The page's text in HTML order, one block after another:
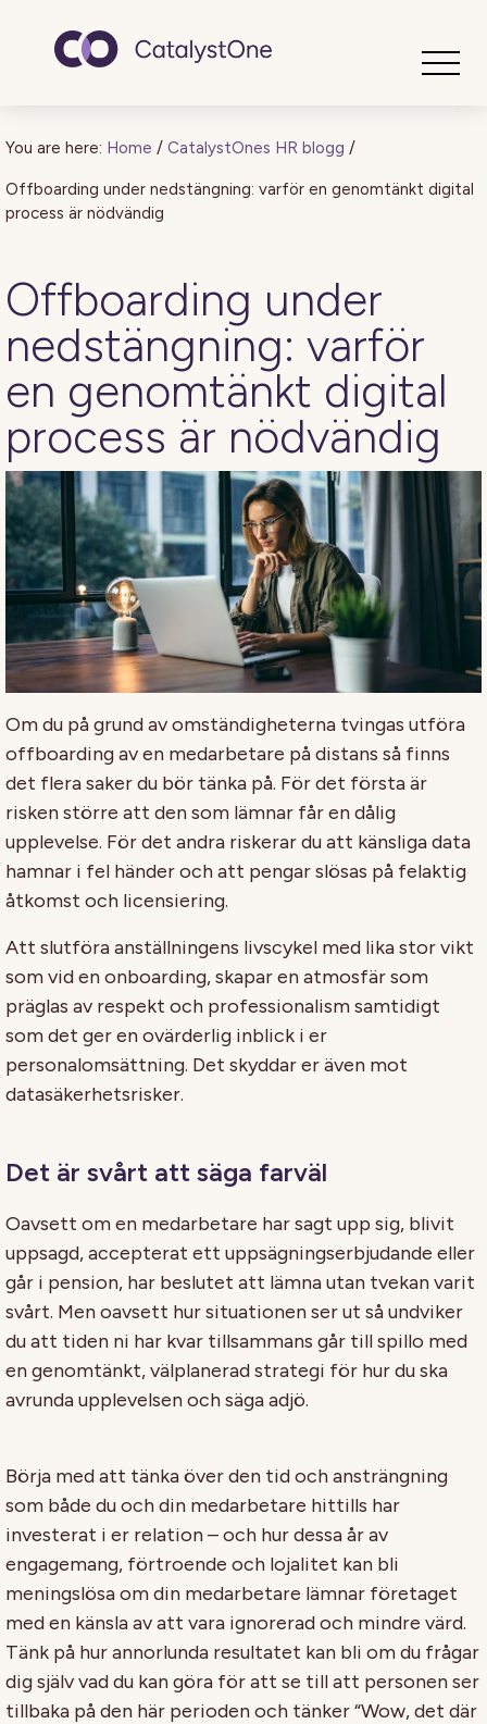
You are here: Home / CatalystOnes HR blogg /
Offboarding under nedstängning: varför en genomtänkt digital
process är nödvändig
Offboarding under
nedstängning: varför
en genomtänkt digital
process är nödvändig
Om du på grund av omständigheterna tvingas utföra
offboarding av en medarbetare på distans så finns
det flera saker du bör tänka på. För det första är
risken större att den som lämnar får en dålig
upplevelse. För det andra riskerar du att känsliga data
hamnar i fel händer och att pengar slösas på felaktig
åtkomst och licensiering.
Att slutföra anställningens livscykel med lika stor vikt
som vid en onboarding, skapar en atmosfär som
präglas av respekt och professionalism samtidigt
som det ger en ovärderlig inblick i er
personalomsättning. Det skyddar er även mot
datasäkerhetsrisker.
Det är svårt att säga farväl
Oavsett om en medarbetare har sagt upp sig, blivit
uppsagd, accepterat ett uppsägningserbjudande eller
går i pension, har beslutet att lämna utan tvekan varit
svårt. Men oavsett hur situationen ser ut så undviker
du att tiden ni har kvar tillsammans går till spillo med
en genomtänkt, välplanerad strategi för hur du ska
avrunda upplevelsen och säga adjö.
Börja med att tänka över den tid och ansträngning
som både du och din medarbetare hittills har
investerat i er relation – och hur dessa år av
engagemang, förtroende och lojalitet kan bli
meningslösa om din medarbetare lämnar företaget
med en känsla av att vara ignorerad och mindre värd.
Tänk på hur annorlunda resultatet kan bli om du frågar
dig själv vad du kan göra för att se till att personen ser
tillbaka på den här perioden och tänker “Wow, det där